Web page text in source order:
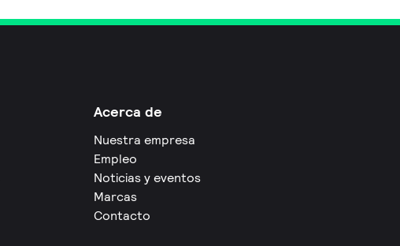
Acerca de
Nuestra empresa
Empleo
Noticias y eventos
Marcas
Contacto